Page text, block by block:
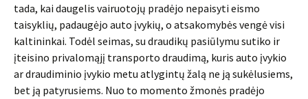
tada, kai daugelis vairuotojų pradėjo nepaisyti eismo
taisyklių, padaugėjo auto įvykių, o atsakomybės vengė visi
kaltininkai. Todėl seimas, su draudikų pasiūlymu sutiko ir
įteisino privalomąjį transporto draudimą, kuris auto įvykio
ar draudiminio įvykio metu atlygintų žalą ne ją sukėlusiems,
bet ją patyrusiems. Nuo to momento žmonės pradėjo